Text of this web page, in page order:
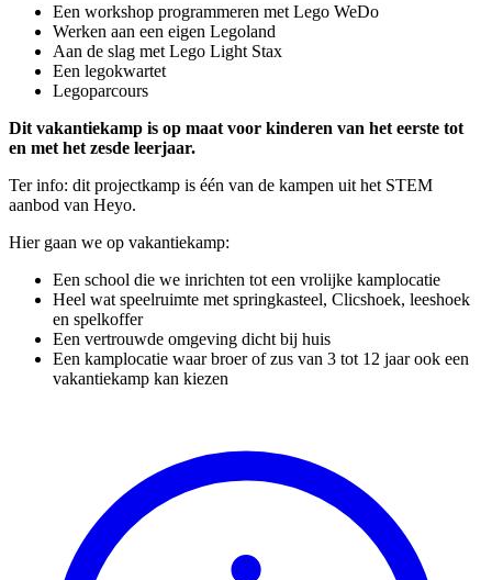
Een workshop programmeren met Lego WeDo
Werken aan een eigen Legoland
Aan de slag met Lego Light Stax
Een legokwartet
Legoparcours
Dit vakantiekamp is op maat voor kinderen van het eerste tot
en met het zesde leerjaar.
Ter info: dit projectkamp is één van de kampen uit het STEM
aanbod van Heyo.
Hier gaan we op vakantiekamp:
Een school die we inrichten tot een vrolijke kamplocatie
Heel wat speelruimte met springkasteel, Clicshoek, leeshoek
en spelkoffer
Een vertrouwde omgeving dicht bij huis
Een kamplocatie waar broer of zus van 3 tot 12 jaar ook een
vakantiekamp kan kiezen